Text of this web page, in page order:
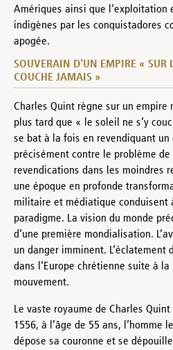
Amériques ainsi que l’exploitation
indigènes par les conquistadores
apogée.
SOUVERAIN D’UN EMPIRE « SUR
COUCHE JAMAIS »
Charles Quint règne sur un empire
plus tard que « le soleil ne s’y
se bat à la fois en revendiquant
précisément contre le problème
revendications dans les moindres
une époque en profonde
militaire et médiatique conduisent
paradigme. La vision du monde
d’une première mondialisation.
un danger imminent. L’éclatement
dans l’Europe chrétienne suite à
mouvement.
Le vaste royaume de Charles
1556, à l’âge de 55 ans, l’homme
dépose sa couronne et se